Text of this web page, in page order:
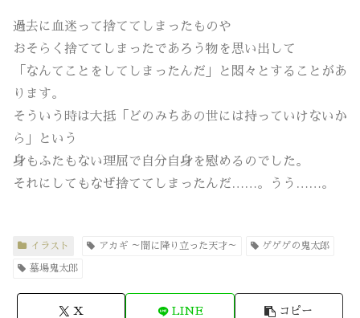
過去に血迷って捨ててしまったものや
おそらく捨ててしまったであろう物を思い出して
「なんてことをしてしまったんだ」と悶々とすることがあ
ります。
そういう時は大抵「どのみちあの世には持っていけないか
ら」という
身もふたもない理屈で自分自身を慰めるのでした。
それにしてもなぜ捨ててしまったんだ……。うう……。
イラスト アカギ ～闇に降り立った天才～ ゲゲゲの鬼太郎
墓場鬼太郎
X LINE コピー